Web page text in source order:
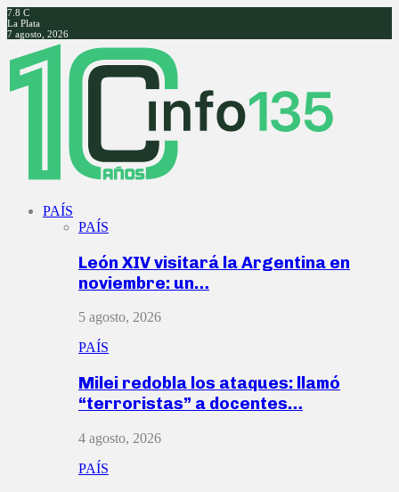
7.8 C
La Plata
7 agosto, 2026
Facebook
Twitter
Instagram
Youtube
PAÍS
PAÍS
León XIV visitará la Argentina en
noviembre: un…
5 agosto, 2026
PAÍS
Milei redobla los ataques: llamó
“terroristas” a docentes…
4 agosto, 2026
PAÍS